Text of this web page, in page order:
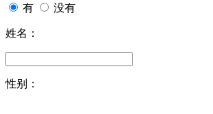
有 没有
姓名：
性别：